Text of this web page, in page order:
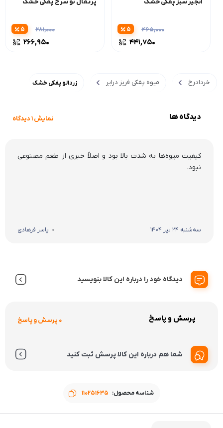
انجیر سبز پفکی خشک
465,000
441,750
5
پرتقال تو سرخ پفکی خشک
281,000
266,950
5
خردادرخ میوه پفکی فریز درایر زردالو پفکی خشک
دیدگاه ها نمایش 1 دیدگاه
کیفیت میوه‌ها به شدت بالا بود و اصلاً خبری از طعم مصنوعی
نبود.
سه‌شنبه 24 تیر 1404 یاسر فرهادی
دیدگاه خود را درباره این کالا بنویسید
پرسش و پاسخ 0 پرسش و پاسخ
شما هم درباره این کالا پرسش ثبت کنید
شناسه محصول: 110251635